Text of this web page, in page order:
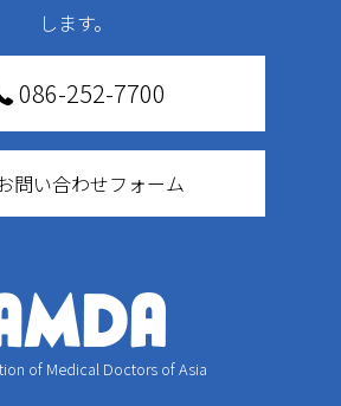
します。
086-252-7700
問い合わせフォーム
of Medical Doctors of Asia